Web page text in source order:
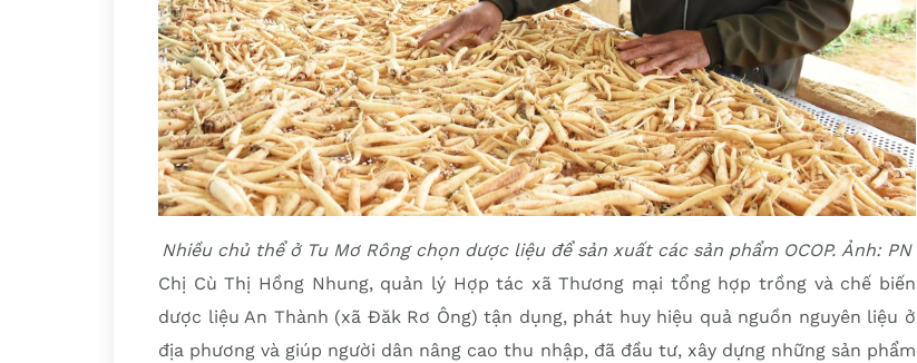
Nhiều chủ thể ở Tu Mơ Rông chọn dược liệu để sản xuất các sản phẩm OCOP. Ảnh: PN
Chị Cù Thị Hồng Nhung, quản lý Hợp tác xã Thương mại tổng hợp trồng và chế biến
dược liệu An Thành (xã Đăk Rơ Ông) tận dụng, phát huy hiệu quả nguồn nguyên liệu ở
địa phương và giúp người dân nâng cao thu nhập, đã đầu tư, xây dựng những sản phẩm